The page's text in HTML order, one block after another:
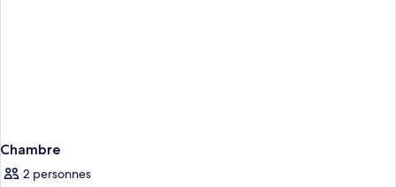
Chambre
2 personnes